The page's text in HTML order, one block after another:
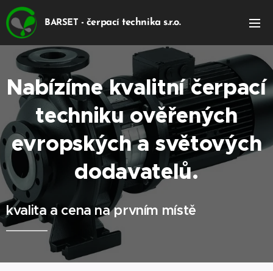
BARSET - čerpací technika s.r.o.
Nabízíme kvalitní čerpací
techniku ověřených
evropských a světových
dodavatelů.
kvalita a cena na prvním místě